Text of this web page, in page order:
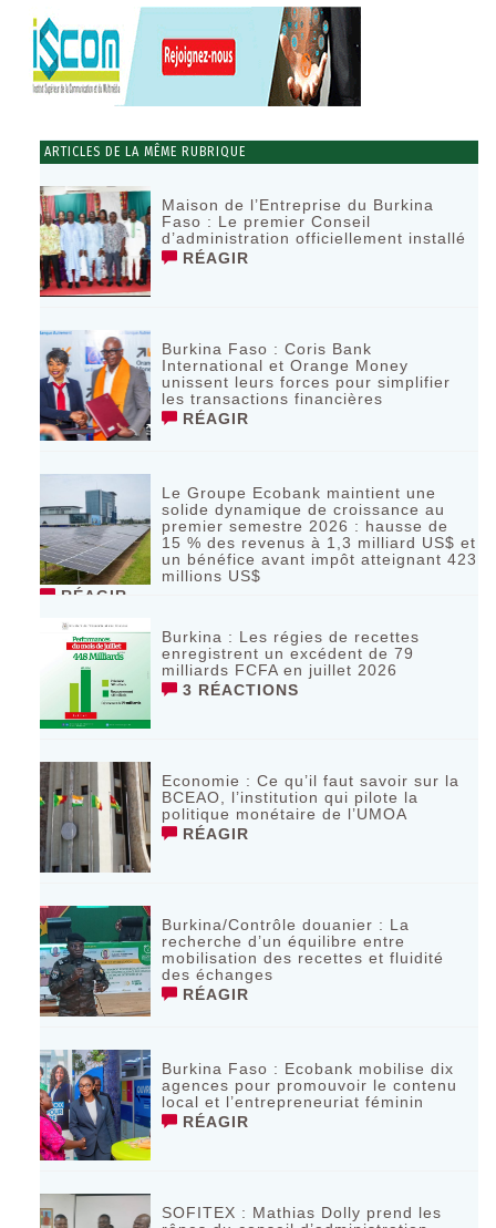
ARTICLES DE LA MÊME RUBRIQUE
Maison de l’Entreprise du Burkina
Faso : Le premier Conseil
d’administration officiellement installé
RÉAGIR
Burkina Faso : Coris Bank
International et Orange Money
unissent leurs forces pour simplifier
les transactions financières
RÉAGIR
Le Groupe Ecobank maintient une
solide dynamique de croissance au
premier semestre 2026 : hausse de
15 % des revenus à 1,3 milliard US$ et
un bénéfice avant impôt atteignant 423
millions US$
RÉAGIR
Burkina : Les régies de recettes
enregistrent un excédent de 79
milliards FCFA en juillet 2026
3 RÉACTIONS
Economie : Ce qu’il faut savoir sur la
BCEAO, l’institution qui pilote la
politique monétaire de l’UMOA
RÉAGIR
Burkina/Contrôle douanier : La
recherche d’un équilibre entre
mobilisation des recettes et fluidité
des échanges
RÉAGIR
Burkina Faso : Ecobank mobilise dix
agences pour promouvoir le contenu
local et l’entrepreneuriat féminin
RÉAGIR
SOFITEX : Mathias Dolly prend les